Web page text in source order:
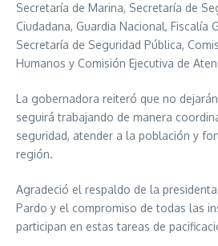
Secretaría de Marina, Secretaría de
Ciudadana, Guardia Nacional, Fiscalía
Secretaría de Seguridad Pública,
Humanos y Comisión Ejecutiva de
La gobernadora reiteró que no
seguirá trabajando de manera
seguridad, atender a la población y
región.
Agradeció el respaldo de la
Pardo y el compromiso de todas las
participan en estas tareas de